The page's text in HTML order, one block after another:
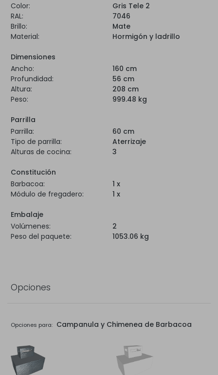
Color:
Gris Tele 2
RAL:
7046
Brillo:
Mate
Material:
Hormigón y ladrillo
Dimensiones
Ancho:
160 cm
Profundidad:
56 cm
Altura:
208 cm
Peso:
999.48 kg
Parrilla
Parrilla:
60 cm
Tipo de parrilla:
Aterrizaje
Alturas de cocina:
3
Constitución
Barbacoa:
1 x
Módulo de fregadero:
1 x
Embalaje
Volúmenes:
2
Peso del paquete:
1053.06 kg
Opciones
Opciones para: Campanula y Chimenea de Barbacoa